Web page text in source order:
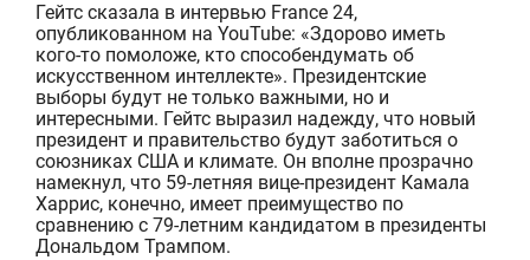
Гейтс сказала в интервью France 24,
опубликованном на YouTube: «Здорово иметь
кого-то помоложе, кто способендумать об
искусственном интеллекте». Президентские
выборы будут не тольковажными, нои
интересными. Гейтс выразил надежду, что новый
президент и правительство будут заботиться о
союзникахСШАи климате. Он вполне прозрачно
намекнул, что 59-летняя вице-президент Камала
Харрис, конечно, имеет преимущество по
сравнению с 79-летним кандидатом в президенты
Дональдом Трампом.